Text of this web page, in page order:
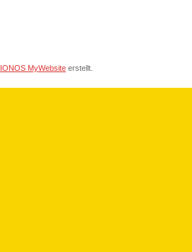
IONOS MyWebsite erstellt.